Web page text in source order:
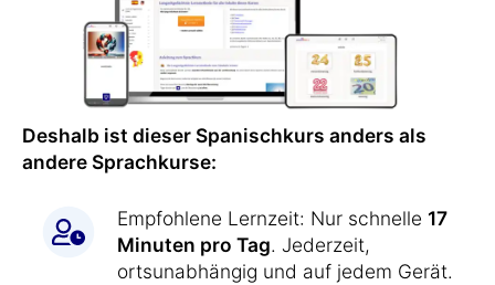
Deshalb ist dieser Spanischkurs anders als
andere Sprachkurse:
Empfohlene Lernzeit: Nur schnelle 17
Minuten pro Tag. Jederzeit,
ortsunabhängig und auf jedem Gerät.